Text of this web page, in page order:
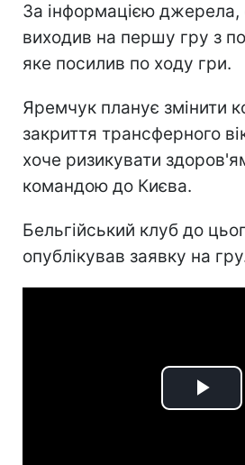
За інформацією
виходив на першу гру з
яке посилив по ходу гри.
Яремчук планує змінити
закриття трансферного
хоче ризикувати
командою до Києва.
Бельгійський клуб до
опублікував заявку на
Play